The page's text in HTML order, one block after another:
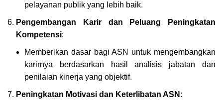
pelayanan publik yang lebih baik.
Pengembangan Karir dan Peluang Peningkatan
Kompetensi:
Memberikan dasar bagi ASN untuk mengembangkan
karirnya berdasarkan hasil analisis jabatan dan
penilaian kinerja yang objektif.
Peningkatan Motivasi dan Keterlibatan ASN :